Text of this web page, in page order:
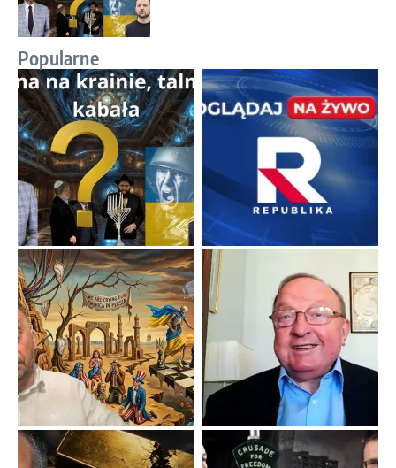
Popularne